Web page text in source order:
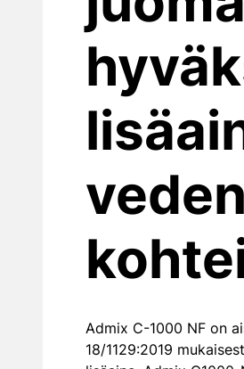
Admix C-1000 NF on
18/1129:2019